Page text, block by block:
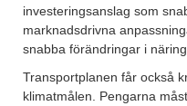
investeringsanslag som
marknadsdrivna
snabba förändringar i
Transportplanen får också
klimatmålen. Pengarna